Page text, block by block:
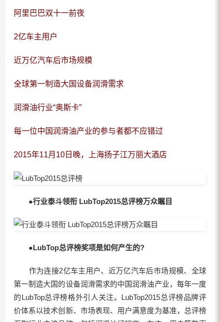
阿里巴巴双十一前夜
2亿车主用户
近万亿汽车后市场规模
全球第一制造大国设备润滑需求
润滑油行业“奥斯卡”
每一位中国润滑油产业的参与者都不应错过
2015年11月10日晚，上海扬子江万丽大酒店
●行业泰斗领衔 LubTop2015总评榜万众瞩目
●LubTop总评榜奖项是如何产生的?
作为连接2亿车主用户、近万亿汽车后市场规模、全球
第一制造大国的设备润滑需求的中国润滑油产业，每年一度
的LubTop总评榜格外引人关注。LubTop2015总评榜品牌评
价体系以技术创新、市场表现、用户满意度为基准，总评榜